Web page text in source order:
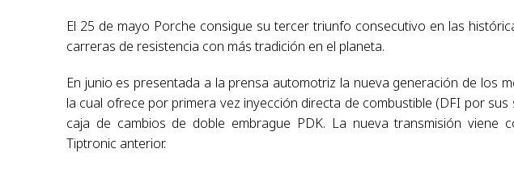
El 25 de mayo Porche consigue su tercer triunfo consecutivo en las
carreras de resistencia con más tradición en el planeta.
En junio es presentada a la prensa automotriz la nueva generación de los
la cual ofrece por primera vez inyección directa de combustible (DFI por
caja de cambios de doble embrague PDK. La nueva transmisión viene
Tiptronic anterior.